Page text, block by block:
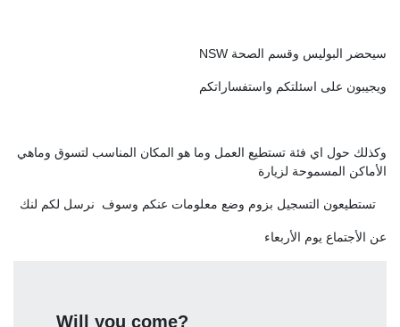
NSW سيحضر البوليس وقسم الصحة
ويجيبون على اسئلتكم واستفساراتكم
وكذلك حول اي فئة تستطيع العمل وما هو المكان المناسب لتسوق وماهي
الأماكن المسموحة لزيارة
عن الأجتماع يوم الأربعاء
Will you come?